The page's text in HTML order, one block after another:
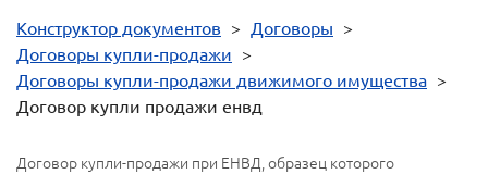
Конструктор документов > Договоры >
Договоры купли-продажи >
Договоры купли-продажи движимого имущества >
Договор купли продажи енвд
Договор купли-продажи при ЕНВД, образец которого